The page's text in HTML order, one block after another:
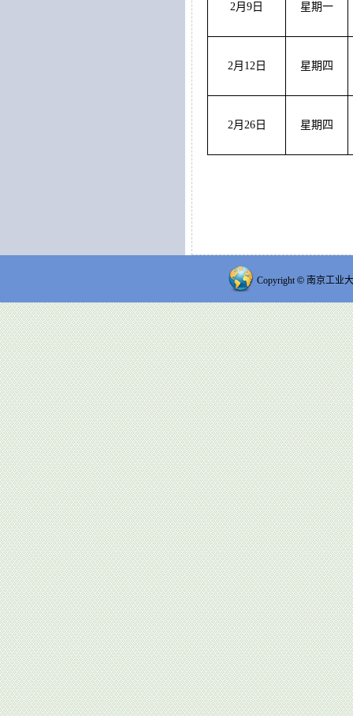
2月9日 星期一
2月12日 星期四
2月26日 星期四
Copyright© 南京工业